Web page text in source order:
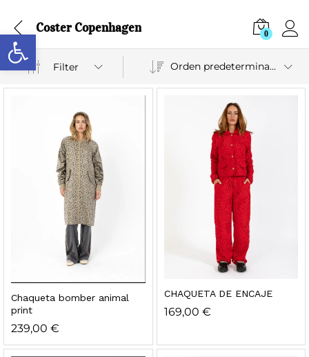
Abrir barra de herramientas Coster Copenhagen 0
Filter Orden predeterminado
Chaqueta bomber animal
print
239,00 €
CHAQUETA DE ENCAJE
169,00 €